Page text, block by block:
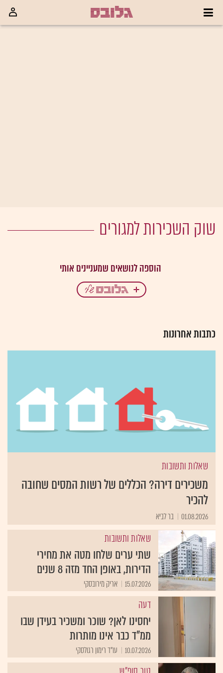
שוק השכירות למגורים
כתבות אחרונות
שאלות ותשובות
משכירים דירה? הכללים של רשות המסים שחובה
להכיר
01.08.2026 בר לביא
שאלות ותשובות
שתי ערים שלחו מטה את מחירי
הדירות, באופן החד מזה 8 שנים
15.07.2026 אריק מירובסקי
דעה
יחסינו לאן? שוכר ומשכיר בעידן שבו
ממ"ד כבר אינו מותרות
10.07.2026 עו"ד רימון רגולסקי